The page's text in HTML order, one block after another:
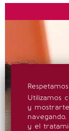
Utilizamos
y
y el